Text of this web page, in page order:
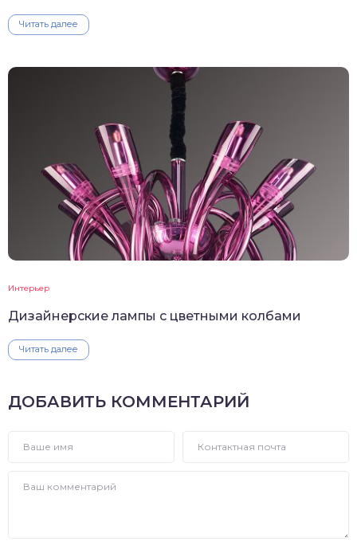
Читать далее
Интерьер
Дизайнерские лампы с цветными колбами
Читать далее
ДОБАВИТЬ КОММЕНТАРИЙ